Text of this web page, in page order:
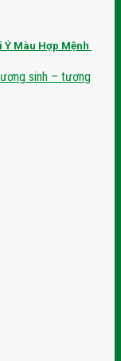
Ý Màu Hợp Mệnh
sinh – tương